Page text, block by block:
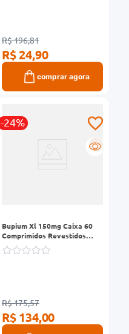
R$ 196,81
R$ 24,90
comprar agora
-24%
R
Bupium Xl 150mg Caixa 60
Comprimidos Revestidos
Liberação Prolongada
R$ 175,57
R$ 134,00